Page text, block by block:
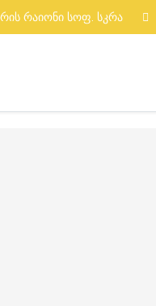
რაიონი სოფ. სკრა